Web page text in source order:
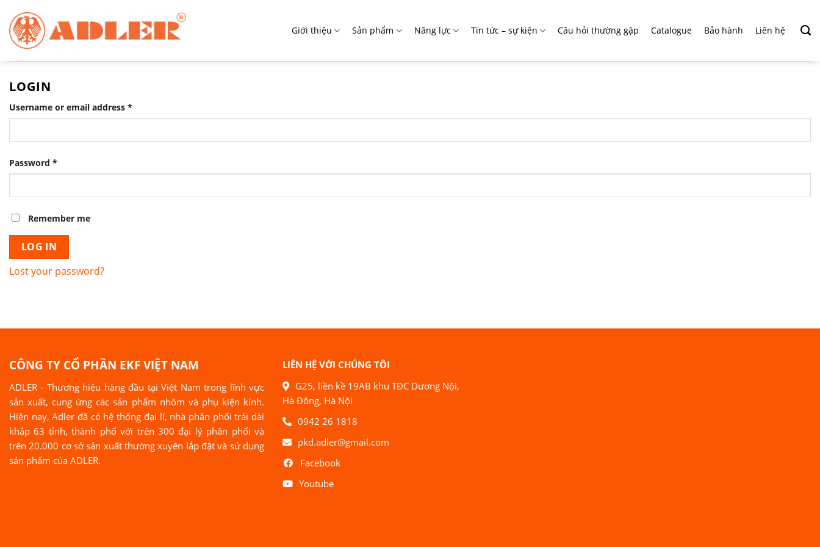
đến
nội
dung
Giới thiệu Sản phẩm Năng lực Tin tức – sự kiện Câu hỏi thường gặp Catalogue Bảo hành Liên hệ
LOGIN
Username or email address *
Password *
Remember me
LOG IN
Lost your password?
CÔNG TY CỔ PHẦN EKF VIỆT NAM
ADLER - Thương hiệu hàng đầu tại Việt Nam trong lĩnh vực
sản xuất, cung ứng các sản phẩm nhôm và phụ kiện kính.
Hiện nay, Adler đã có hệ thống đại lí, nhà phân phối trải dài
khắp 63 tỉnh, thành phố với trên 300 đại lý phân phối và
trên 20.000 cơ sở sản xuất thường xuyên lắp đặt và sử dụng
sản phẩm của ADLER.
LIÊN HỆ VỚI CHÚNG TÔI
G25, liền kề 19AB khu TĐC Dương Nội,
Hà Đông, Hà Nội
0942 26 1818
pkd.adler@gmail.com
Facebook
Youtube